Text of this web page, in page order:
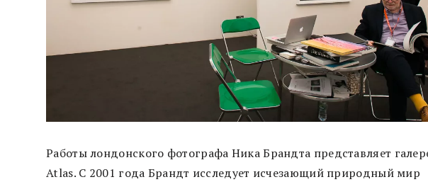
Работы лондонского фотографа Ника Брандта представляет
Atlas. С 2001 года Брандт исследует исчезающий природный мир